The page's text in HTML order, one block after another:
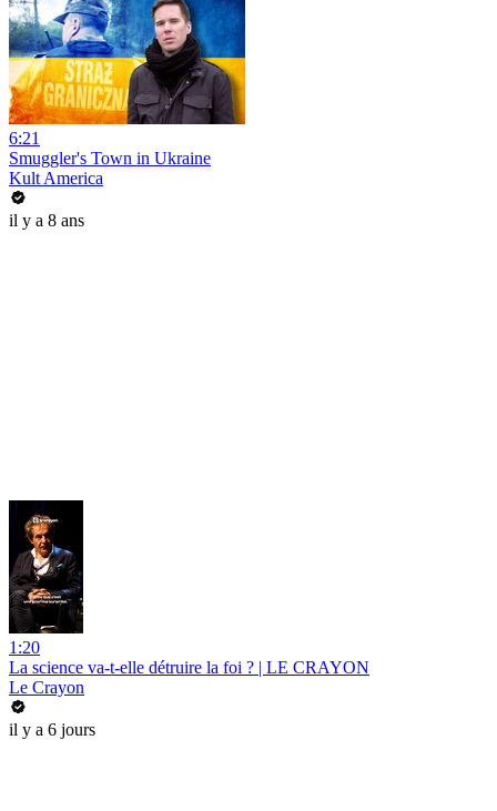
6:21
Smuggler's Town in Ukraine
Kult America
il y a 8 ans
1:20
La science va-t-elle détruire la foi ? | LE CRAYON
Le Crayon
il y a 6 jours